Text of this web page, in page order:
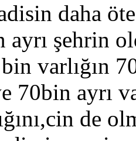
daha
ayrı şehrin
varlığın
70bin ayrı
de